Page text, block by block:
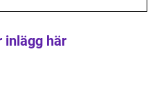
inlägg här